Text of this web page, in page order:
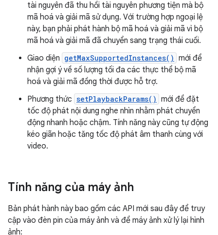
tài nguyên đã thu hồi tài nguyên phương tiện mà bộ
mã hoá và giải mã sử dụng. Với trường hợp ngoại lệ
này, bạn phải phát hành bộ mã hoá và giải mã vì bộ
mã hoá và giải mã đã chuyển sang trạng thái cuối.
Giao diện getMaxSupportedInstances() mới để
nhận gợi ý về số lượng tối đa các thực thể bộ mã
hoá và giải mã đồng thời được hỗ trợ.
Phương thức setPlaybackParams() mới để đặt
tốc độ phát nội dung nghe nhìn nhằm phát chuyển
động nhanh hoặc chậm. Tính năng này cũng tự động
kéo giãn hoặc tăng tốc độ phát âm thanh cùng với
video.
Tính năng của máy ảnh
Bản phát hành này bao gồm các API mới sau đây để truy
cập vào đèn pin của máy ảnh và để máy ảnh xử lý lại hình
ảnh: